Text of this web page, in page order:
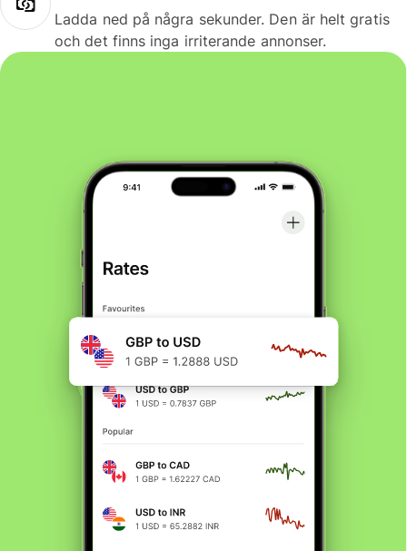
Ladda ned på några sekunder. Den är helt gratis
och det finns inga irriterande annonser.